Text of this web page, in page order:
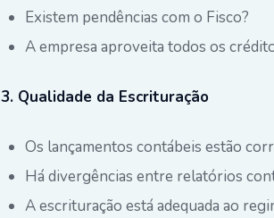
Existem pendências com o Fisco?
A empresa aproveita todos os
3. Qualidade da Escrituração
Os lançamentos contábeis estão
Há divergências entre relatórios
A escrituração está adequada ao